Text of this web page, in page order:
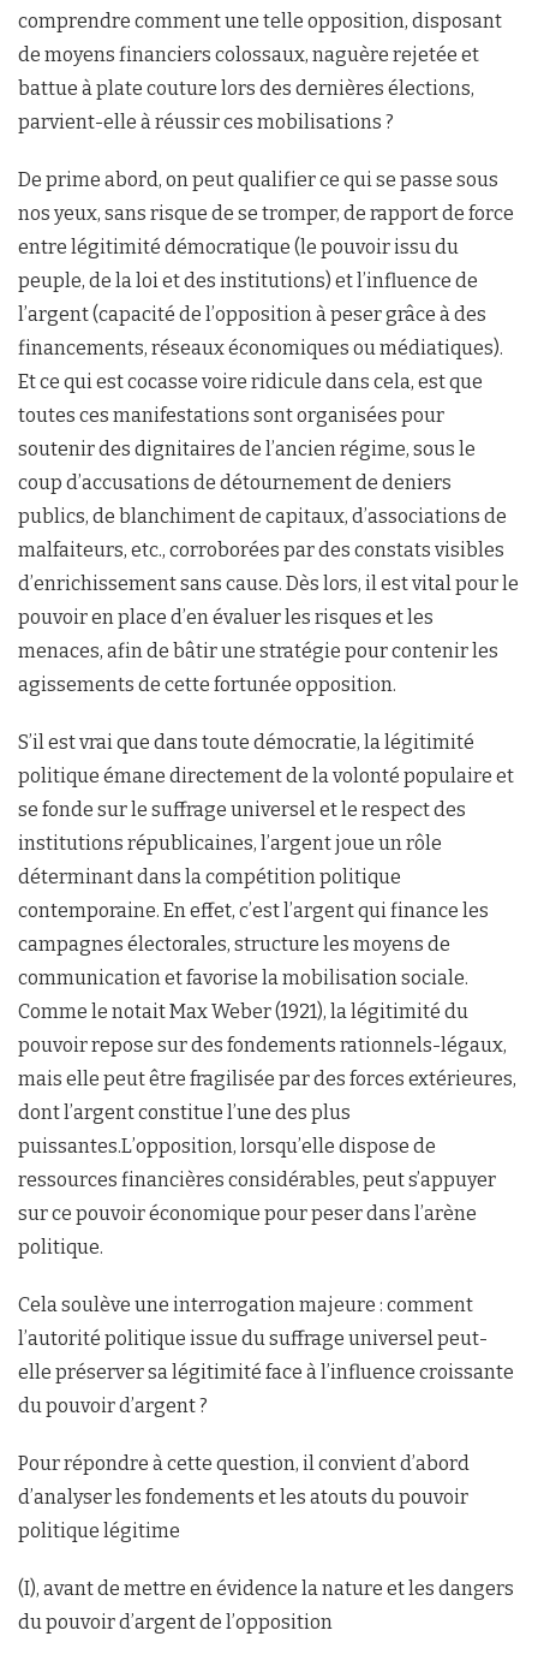
comprendre comment une telle opposition, disposant
de moyens financiers colossaux, naguère rejetée et
battue à plate couture lors des dernières élections,
parvient-elle à réussir ces mobilisations ?
De prime abord, on peut qualifier ce qui se passe sous
nos yeux, sans risque de se tromper, de rapport de force
entre légitimité démocratique (le pouvoir issu du
peuple, de la loi et des institutions) et l’influence de
l’argent (capacité de l’opposition à peser grâce à des
financements, réseaux économiques ou médiatiques).
Et ce qui est cocasse voire ridicule dans cela, est que
toutes ces manifestations sont organisées pour
soutenir des dignitaires de l’ancien régime, sous le
coup d’accusations de détournement de deniers
publics, de blanchiment de capitaux, d’associations de
malfaiteurs, etc., corroborées par des constats visibles
d’enrichissement sans cause. Dès lors, il est vital pour le
pouvoir en place d’en évaluer les risques et les
menaces, afin de bâtir une stratégie pour contenir les
agissements de cette fortunée opposition.
S’il est vrai que dans toute démocratie, la légitimité
politique émane directement de la volonté populaire et
se fonde sur le suffrage universel et le respect des
institutions républicaines, l’argent joue un rôle
déterminant dans la compétition politique
contemporaine. En effet, c’est l’argent qui finance les
campagnes électorales, structure les moyens de
communication et favorise la mobilisation sociale.
Comme le notait Max Weber (1921), la légitimité du
pouvoir repose sur des fondements rationnels-légaux,
mais elle peut être fragilisée par des forces extérieures,
dont l’argent constitue l’une des plus
puissantes.L’opposition, lorsqu’elle dispose de
ressources financières considérables, peut s’appuyer
sur ce pouvoir économique pour peser dans l’arène
politique.
Cela soulève une interrogation majeure : comment
l’autorité politique issue du suffrage universel peut-
elle préserver sa légitimité face à l’influence croissante
du pouvoir d’argent ?
Pour répondre à cette question, il convient d’abord
d’analyser les fondements et les atouts du pouvoir
politique légitime
(I), avant de mettre en évidence la nature et les dangers
du pouvoir d’argent de l’opposition